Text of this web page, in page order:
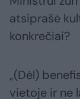
atsiprašė
konkrečiai?
„(Dėl)
vietoje ir ne